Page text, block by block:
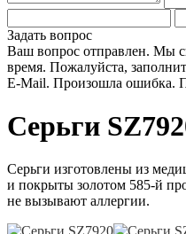
Задать вопрос
Ваш вопрос отправлен. Мы
время. Пожалуйста,
E-Mail. Произошла ошибка.
Серьги
Серьги изготовлены из
и покрыты золотом 585-й
не вызывают аллергии.